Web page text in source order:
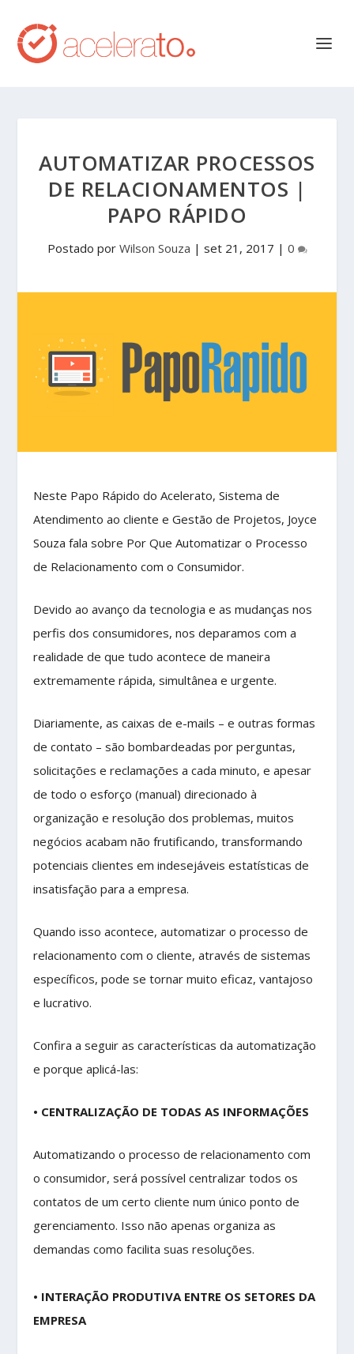
AUTOMATIZAR PROCESSOS
DE RELACIONAMENTOS |
PAPO RÁPIDO
Postado por Wilson Souza | set 21, 2017 | 0
Neste Papo Rápido do Acelerato, Sistema de
Atendimento ao cliente e Gestão de Projetos, Joyce
Souza fala sobre Por Que Automatizar o Processo
de Relacionamento com o Consumidor.
Devido ao avanço da tecnologia e as mudanças nos
perfis dos consumidores, nos deparamos com a
realidade de que tudo acontece de maneira
extremamente rápida, simultânea e urgente.
Diariamente, as caixas de e-mails – e outras formas
de contato – são bombardeadas por perguntas,
solicitações e reclamações a cada minuto, e apesar
de todo o esforço (manual) direcionado à
organização e resolução dos problemas, muitos
negócios acabam não frutificando, transformando
potenciais clientes em indesejáveis estatísticas de
insatisfação para a empresa.
Quando isso acontece, automatizar o processo de
relacionamento com o cliente, através de sistemas
específicos, pode se tornar muito eficaz, vantajoso
e lucrativo.
Confira a seguir as características da automatização
e porque aplicá-las:
• CENTRALIZAÇÃO DE TODAS AS INFORMAÇÕES
Automatizando o processo de relacionamento com
o consumidor, será possível centralizar todos os
contatos de um certo cliente num único ponto de
gerenciamento. Isso não apenas organiza as
demandas como facilita suas resoluções.
• INTERAÇÃO PRODUTIVA ENTRE OS SETORES DA
EMPRESA